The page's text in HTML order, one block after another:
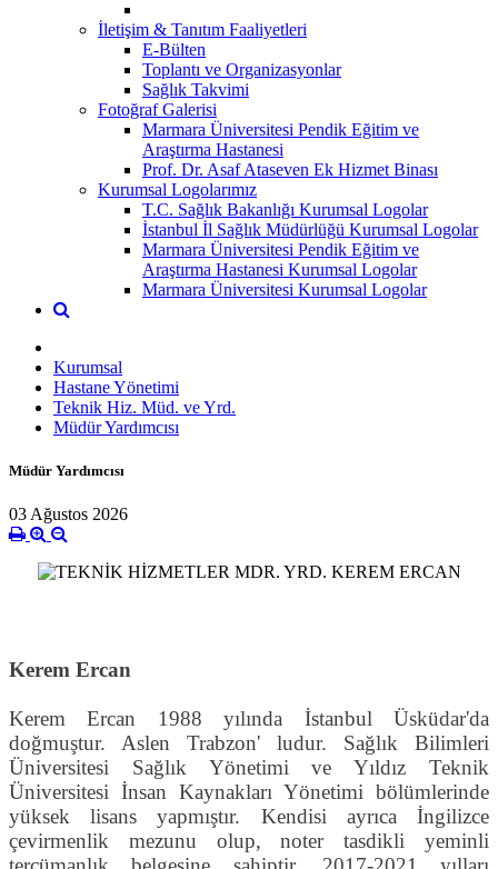
İletişim & Tanıtım Faaliyetleri
E-Bülten
Toplantı ve Organizasyonlar
Sağlık Takvimi
Fotoğraf Galerisi
Marmara Üniversitesi Pendik Eğitim ve
Araştırma Hastanesi
Prof. Dr. Asaf Ataseven Ek Hizmet Binası
Kurumsal Logolarımız
T.C. Sağlık Bakanlığı Kurumsal Logolar
İstanbul İl Sağlık Müdürlüğü Kurumsal Logolar
Marmara Üniversitesi Pendik Eğitim ve
Araştırma Hastanesi Kurumsal Logolar
Marmara Üniversitesi Kurumsal Logolar
Kurumsal
Hastane Yönetimi
Teknik Hiz. Müd. ve Yrd.
Müdür Yardımcısı
Müdür Yardımcısı
03 Ağustos 2026
Kerem Ercan
Kerem Ercan 1988 yılında İstanbul Üsküdar'da
doğmuştur. Aslen Trabzon' ludur. Sağlık Bilimleri
Üniversitesi Sağlık Yönetimi ve Yıldız Teknik
Üniversitesi İnsan Kaynakları Yönetimi bölümlerinde
yüksek lisans yapmıştır. Kendisi ayrıca İngilizce
çevirmenlik mezunu olup, noter tasdikli yeminli